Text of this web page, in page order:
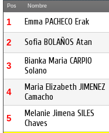
Pos Nombre
1 Emma PACHECO Erak
2 Sofia BOLAÑOS Atan
3
Bianka Maria CARPIO
Solano
4
Maria Elizabeth JIMENEZ
Camacho
5
Melanie Jimena SILES
Chaves